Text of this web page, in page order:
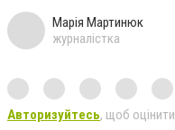
Марія Мартинюк
журналістка
Авторизуйтесь, щоб оцінити